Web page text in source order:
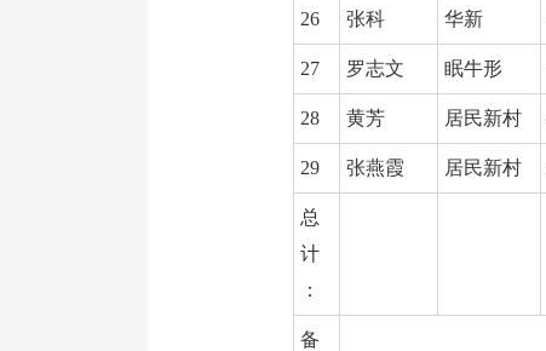
26 张科 华新
27 罗志文 眠牛形
28 黄芳 居民新村
29 张燕霞 居民新村
总
计
：
备